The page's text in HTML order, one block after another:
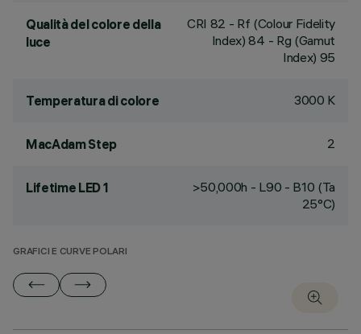
Qualità del colore della
luce
CRI 82 - Rf (Colour Fidelity
Index) 84 - Rg (Gamut
Index) 95
Temperatura di colore 3000 K
MacAdam Step 2
Lifetime LED 1
>50,000h - L90 - B10 (Ta
25°C)
GRAFICI E CURVE POLARI